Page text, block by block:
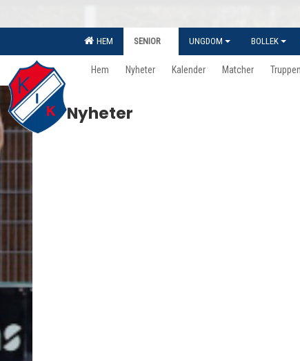
HEM SENIOR UNGDOM BOLLEK
Hem Nyheter Kalender Matcher Truppen
Nyheter